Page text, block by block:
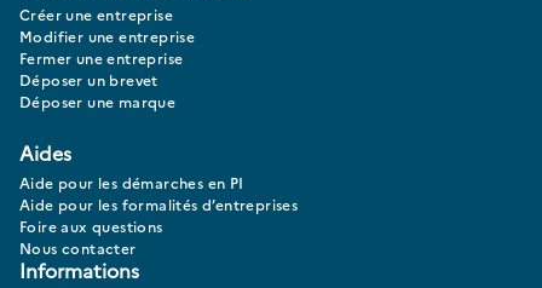
Créer une entreprise
Modifier une entreprise
Fermer une entreprise
Déposer un brevet
Déposer une marque
Aides
Aide pour les démarches en PI
Aide pour les formalités d’entreprises
Foire aux questions
Nous contacter
Informations